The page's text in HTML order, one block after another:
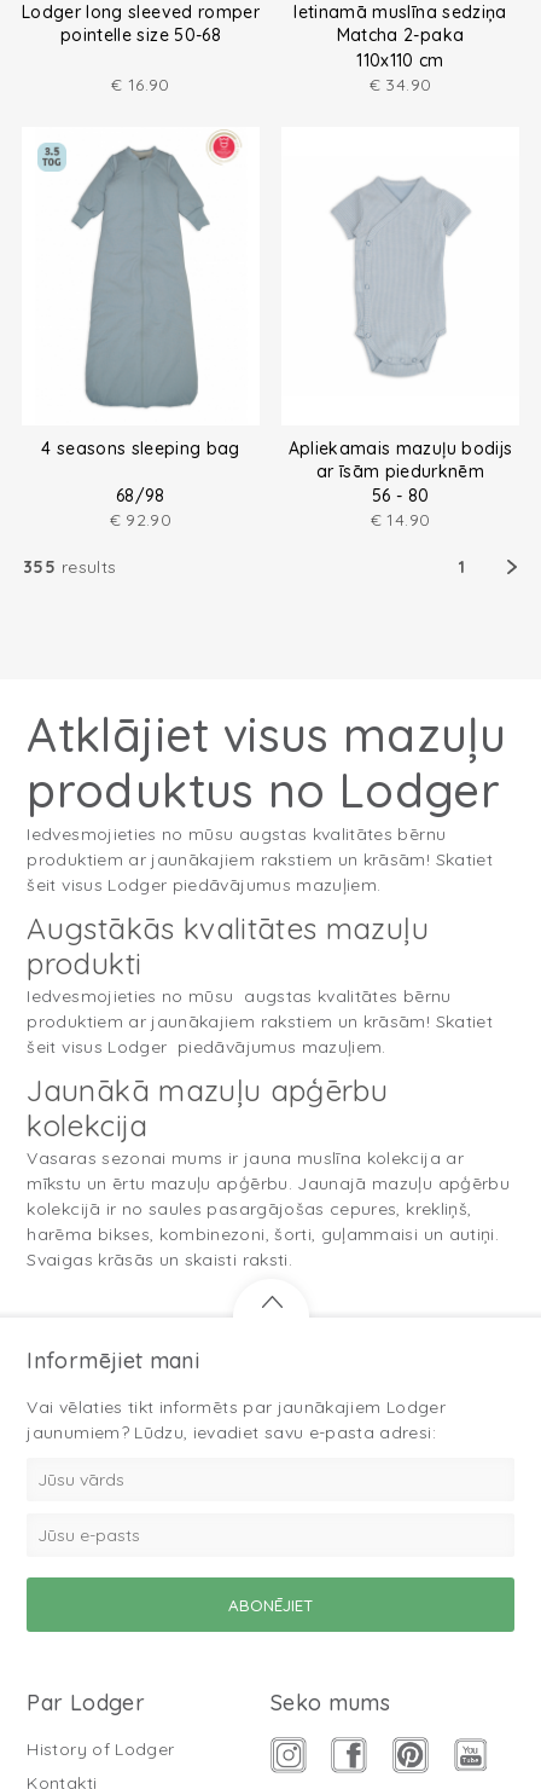
Lodger long sleeved romper
pointelle size 50-68
€ 16.90
Ietinamā muslīna sedziņa
Matcha 2-paka
110x110 cm
€ 34.90
4 seasons sleeping bag
68/98
€ 92.90
Apliekamais mazuļu bodijs
ar īsām piedurknēm
56 - 80
€ 14.90
355 results 1
Atklājiet visus mazuļu
produktus no Lodger
Iedvesmojieties no mūsu augstas kvalitātes bērnu
produktiem ar jaunākajiem rakstiem un krāsām! Skatiet
šeit visus Lodger piedāvājumus mazuļiem.
Augstākās kvalitātes mazuļu
produkti
Iedvesmojieties no mūsu augstas kvalitātes bērnu
produktiem ar jaunākajiem rakstiem un krāsām! Skatiet
šeit visus Lodger piedāvājumus mazuļiem.
Jaunākā mazuļu apģērbu
kolekcija
Vasaras sezonai mums ir jauna muslīna kolekcija ar
mīkstu un ērtu mazuļu apģērbu. Jaunajā mazuļu apģērbu
kolekcijā ir no saules pasargājošas cepures, krekliņš,
harēma bikses, kombinezoni, šorti, guļammaisi un autiņi.
Svaigas krāsās un skaisti raksti.
Informējiet mani
Vai vēlaties tikt informēts par jaunākajiem Lodger
jaunumiem? Lūdzu, ievadiet savu e-pasta adresi:
Par Lodger
History of Lodger
Kontakti
Seko mums